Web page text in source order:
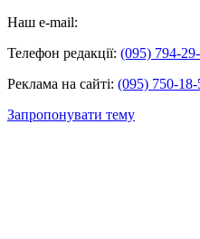
Наш e-mail:
Телефон редакції: (095) 794-
Реклама на сайті: (095) 750-18-
Запропонувати тему